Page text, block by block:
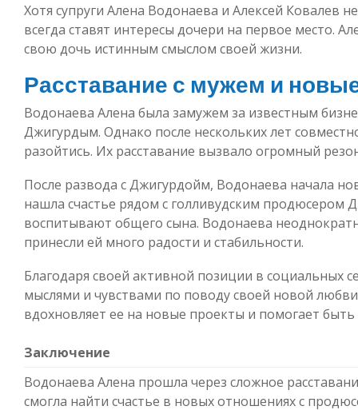
Хотя супруги Алена Водонаева и Алексей Ковалев
всегда ставят интересы дочери на первое место.
свою дочь истинным смыслом своей жизни.
Расставание с мужем и
Водонаева Алена была замужем за известным
Джигурдым. Однако после нескольких лет
разойтись. Их расставание вызвало огромный
После развода с Джигурдойм, Водонаева начала
нашла счастье рядом с голливудским продюсером
воспитывают общего сына. Водонаева
принесли ей много радости и стабильности.
Благодаря своей активной позиции в социальных
мыслями и чувствами по поводу своей новой
вдохновляет ее на новые проекты и помогает
Заключение
Водонаева Алена прошла через сложное
смогла найти счастье в новых отношениях с